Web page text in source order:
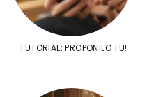
TUTORIAL: PROPONILO TU!